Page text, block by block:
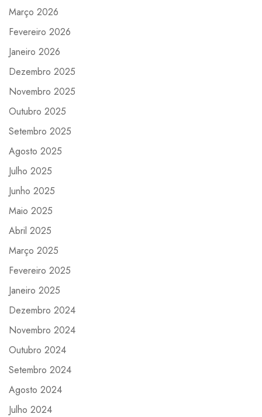
Março 2026
Fevereiro 2026
Janeiro 2026
Dezembro 2025
Novembro 2025
Outubro 2025
Setembro 2025
Agosto 2025
Julho 2025
Junho 2025
Maio 2025
Abril 2025
Março 2025
Fevereiro 2025
Janeiro 2025
Dezembro 2024
Novembro 2024
Outubro 2024
Setembro 2024
Agosto 2024
Julho 2024